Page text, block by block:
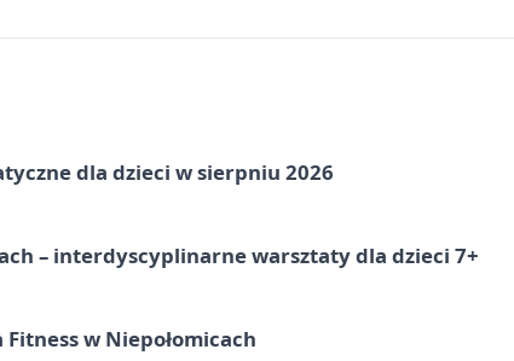
dla dzieci w sierpniu 2026
– interdyscyplinarne warsztaty dla dzieci 7+
w Niepołomicach